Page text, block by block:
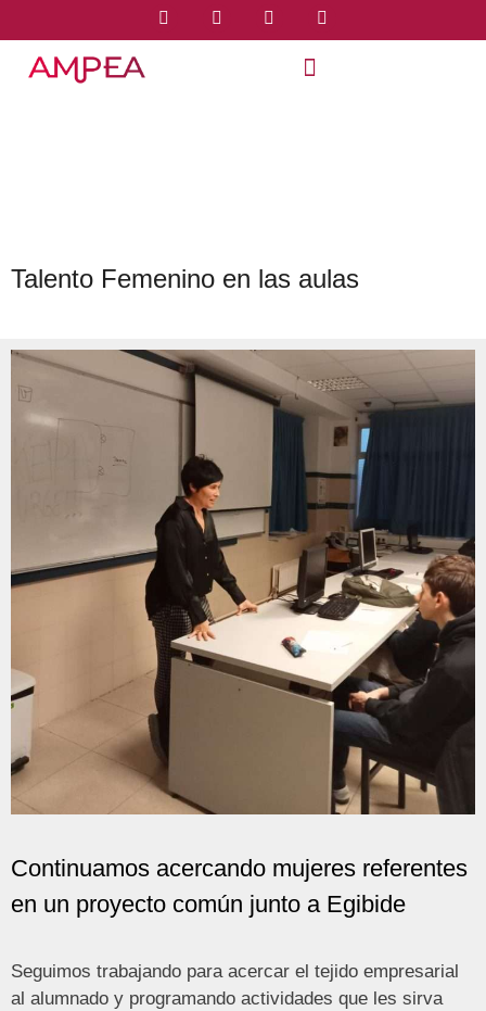
Talento Femenino en las aulas
Continuamos acercando mujeres referentes
en un proyecto común junto a Egibide
Seguimos trabajando para acercar el tejido empresarial
al alumnado y programando actividades que les sirva